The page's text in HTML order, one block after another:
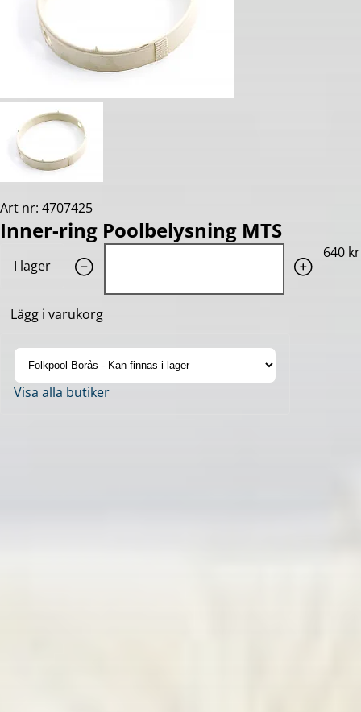
Art nr: 4707425
Inner-ring Poolbelysning MTS
I lager
640 kr
Lägg i varukorg
Visa alla butiker